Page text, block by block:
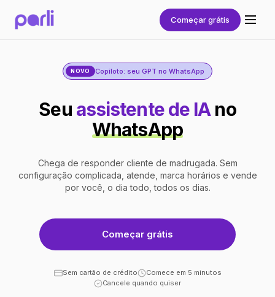
Começar grátis
NOVO Copiloto: seu GPT no WhatsApp
Seu assistente de IAno
WhatsApp
Chega de responder cliente de madrugada. Sem
configuração complicada, atende, marca horários e vende
por você, o dia todo, todos os dias.
Começar grátis
Sem cartão de crédito
Comece em 5 minutos
Cancele quando quiser